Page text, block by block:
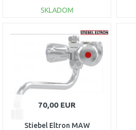
SKLADOM
DO KOŠÍKA
Porovnať
70,00 EUR
Stiebel Eltron MAW